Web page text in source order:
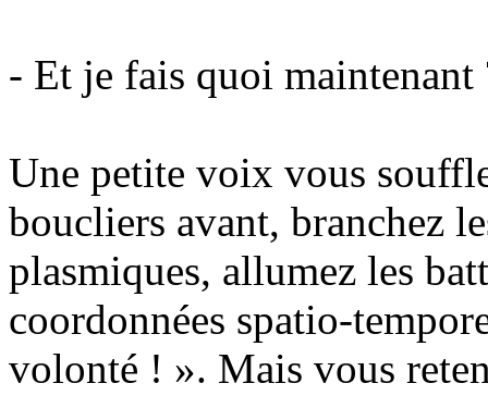
- Et je fais quoi maintenant
Une petite voix vous
boucliers avant, branchez
plasmiques, allumez les
coordonnées spatio-
volonté ! ». Mais vous